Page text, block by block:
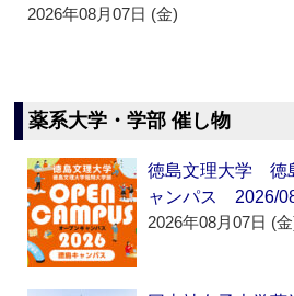
2026年08月07日 (金)
薬系大学・学部 催し物
徳島文理大学 徳
ャンパス 2026/
2026年08月07日 (